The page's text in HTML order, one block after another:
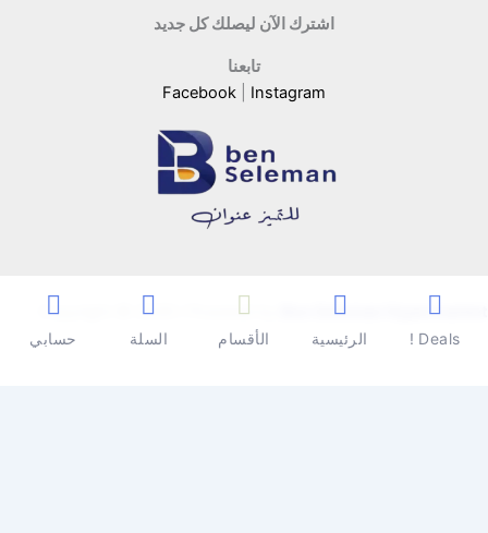
اشترك الآن ليصلك كل جديد
تابعنا
Facebook
Instagram
Copyright © 2026 | Powered by Ben Seleman Hypermarket
Deals ! الرئيسية الأقسام السلة حسابي